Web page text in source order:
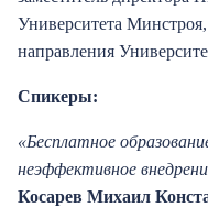
Университета Минстроя,
направления
Спикеры:
«Бесплатное
неэффективное
Косарев Михаил